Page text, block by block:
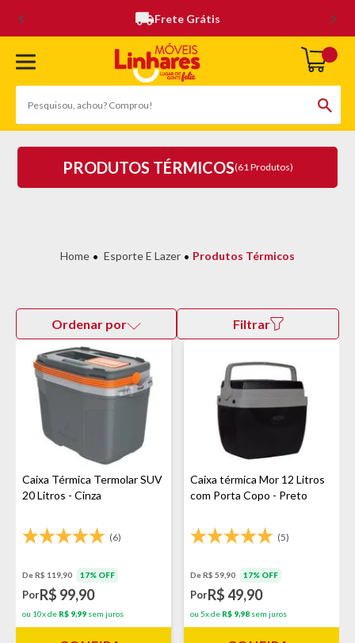
Frete Grátis
PRODUTOS TÉRMICOS(61 Produtos)
Esporte E Lazer Produtos Térmicos
Ordenar por Filtrar
Caixa Térmica Termolar SUV
20 Litros - Cinza
(6)
De R$ 119,90 17% OFF
PorR$ 99,90
ou 10x de R$ 9,99 sem juros
Caixa térmica Mor 12 Litros
com Porta Copo - Preto
(5)
De R$ 59,90 17% OFF
PorR$ 49,90
ou 5x de R$ 9,98 sem juros